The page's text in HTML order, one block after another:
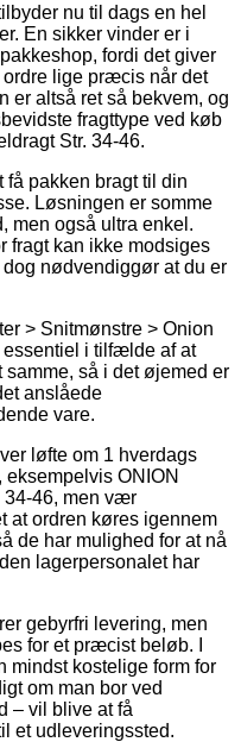
nu til dags en hel
En sikker vinder er i
fordi det giver
lige præcis når det
er altså ret så bekvem, og
fragttype ved køb
Str. 34-46.
pakken bragt til din
Løsningen er somme
men også ultra enkel.
fragt kan ikke modsiges
nødvendiggør at du er
> Snitmønstre > Onion
i tilfælde af at
så i det øjemed er
anslåede
vare.
løfte om 1 hverdags
eksempelvis ONION
34-46, men vær
at ordren køres igennem
de har mulighed for at nå
lagerpersonalet har
gebyrfri levering, men
for et præcist beløb. I
mindst kostelige form for
om man bor ved
– vil blive at få
et udleveringssted.